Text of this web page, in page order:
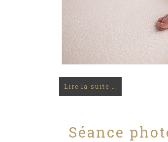
Lire la suite …
Séance